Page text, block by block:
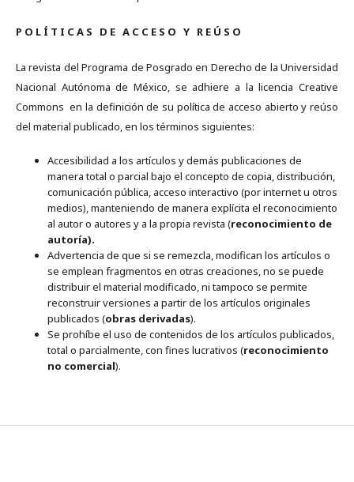
P O L Í T I C A S D E A C C E S O Y R E Ú S O
La revista del Programa de Posgrado en Derecho de la Universidad
Nacional Autónoma de México, se adhiere a la licencia Creative
Commons en la definición de su política de acceso abierto y reúso
del material publicado, en los términos siguientes:
Accesibilidad a los artículos y demás publicaciones de
manera total o parcial bajo el concepto de copia, distribución,
comunicación pública, acceso interactivo (por internet u otros
medios), manteniendo de manera explícita el reconocimiento
al autor o autores y a la propia revista (reconocimiento de
autoría).
Advertencia de que si se remezcla, modifican los artículos o
se emplean fragmentos en otras creaciones, no se puede
distribuir el material modificado, ni tampoco se permite
reconstruir versiones a partir de los artículos originales
publicados (obras derivadas).
Se prohíbe el uso de contenidos de los artículos publicados,
total o parcialmente, con fines lucrativos (reconocimiento
no comercial).